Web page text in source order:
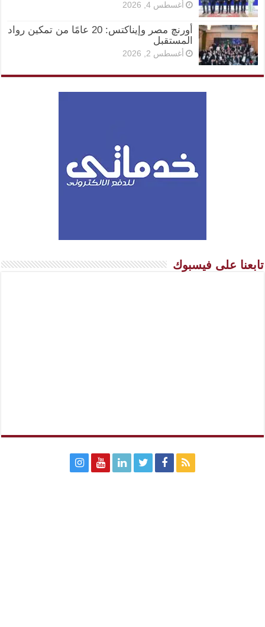
أغسطس 4, 2026
أورنچ مصر وإيناكتس: 20 عامًا من تمكين رواد
المستقبل
أغسطس 2, 2026
تابعنا على فيسبوك